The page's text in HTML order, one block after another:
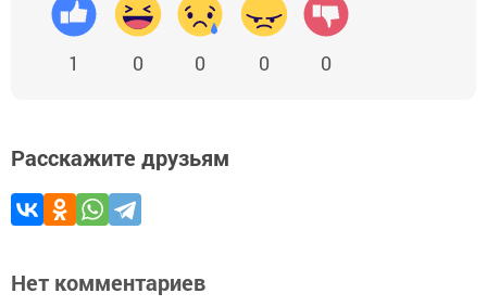
1 0 0 0 0
Расскажите друзьям
Нет комментариев